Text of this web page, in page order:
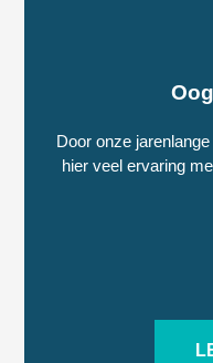
Door onze
hier veel ervaring